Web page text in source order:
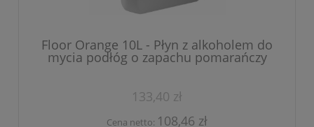
Floor Orange 10L - Płyn z alkoholem do
mycia podłóg o zapachu pomarańczy
133,40 zł
Cena netto: 108,46 zł